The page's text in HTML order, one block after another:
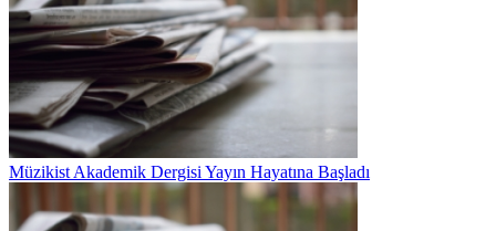
Müzikist Akademik Dergisi Yayın Hayatına Başladı